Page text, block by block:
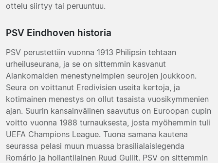
ottelu siirtyy tai peruuntuu.
PSV Eindhoven historia
PSV perustettiin vuonna 1913 Philipsin tehtaan
urheiluseurana, ja se on sittemmin kasvanut
Alankomaiden menestyneimpien seurojen joukkoon.
Seura on voittanut Eredivisien useita kertoja, ja
kotimainen menestys on ollut tasaista vuosikymmenien
ajan. Suurin kansainvälinen saavutus on Euroopan cupin
voitto vuonna 1988 turnauksesta, josta myöhemmin tuli
UEFA Champions League. Tuona samana kautena
seurassa pelasi muun muassa brasilialaislegenda
Romário ja hollantilainen Ruud Gullit. PSV on sittemmin